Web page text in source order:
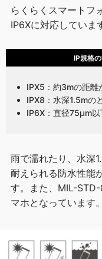
らくらくスマートフ
IP6Xに対応していま
IP規格
IPX5：約3mの距離
IPX8：水深1.5mの
IP6X：直径75μm以
雨で濡れたり、水深
耐えられる防水性能
す。また、MIL-
マホとなっています。